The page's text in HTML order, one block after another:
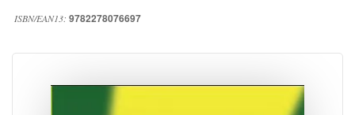
ISBN/EAN13: 9782278076697